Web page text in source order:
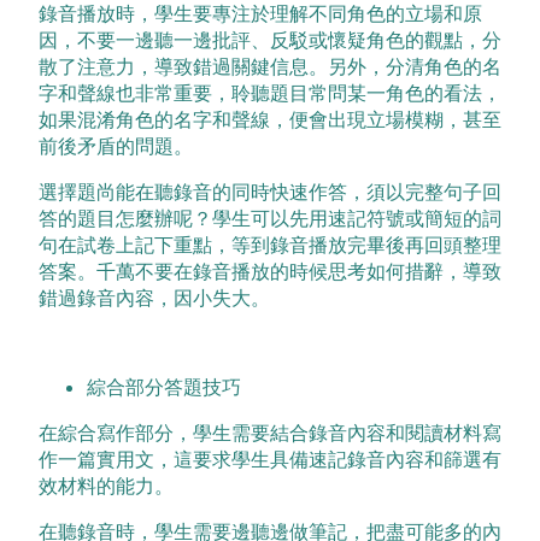
錄音播放時，學生要專注於理解不同角色的立場和原
因，不要一邊聽一邊批評、反駁或懷疑角色的觀點，分
散了注意力，導致錯過關鍵信息。另外，分清角色的名
字和聲線也非常重要，聆聽題目常問某一角色的看法，
如果混淆角色的名字和聲線，便會出現立場模糊，甚至
前後矛盾的問題。
選擇題尚能在聽錄音的同時快速作答，須以完整句子回
答的題目怎麼辦呢？學生可以先用速記符號或簡短的詞
句在試卷上記下重點，等到錄音播放完畢後再回頭整理
答案。千萬不要在錄音播放的時候思考如何措辭，導致
錯過錄音內容，因小失大。
綜合部分答題技巧
在綜合寫作部分，學生需要結合錄音內容和閱讀材料寫
作一篇實用文，這要求學生具備速記錄音內容和篩選有
效材料的能力。
在聽錄音時，學生需要邊聽邊做筆記，把盡可能多的內